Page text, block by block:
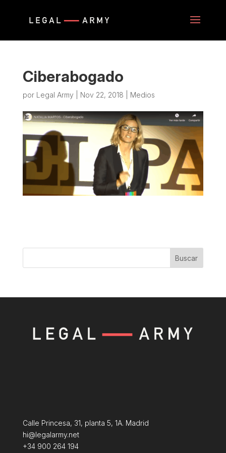
Ciberabogado
por Legal Army Nov 22, 2018 Medios
Buscar
Calle Princesa, 31, planta 5, 1A. Madrid
hi@legalarmy.net
+34 900 264 194